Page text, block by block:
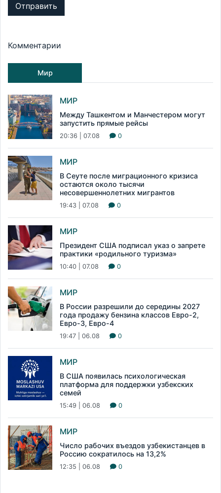
Отправить
Комментарии
Мир
МИР
Между Ташкентом и Манчестером могут
запустить прямые рейсы
20:36 | 07.08 0
МИР
В Сеуте после миграционного кризиса
остаются около тысячи
несовершеннолетних мигрантов
19:43 | 07.08 0
МИР
Президент США подписал указ о запрете
практики «родильного туризма»
10:40 | 07.08 0
МИР
В России разрешили до середины 2027
года продажу бензина классов Евро-2,
Евро-3, Евро-4
19:47 | 06.08 0
МИР
В США появилась психологическая
платформа для поддержки узбекских
семей
15:49 | 06.08 0
МИР
Число рабочих въездов узбекистанцев в
Россию сократилось на 13,2%
12:35 | 06.08 0